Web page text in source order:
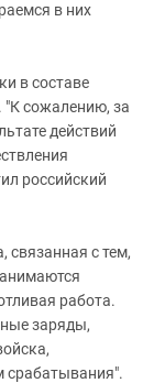
в них
в составе
"К сожалению, за
действий
российский
связанная с тем,
работа.
заряды,
срабатывания".